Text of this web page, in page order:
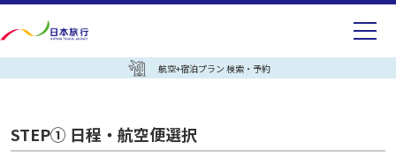
航空+宿泊プラン 検索・予約
STEP① 日程・航空便選択